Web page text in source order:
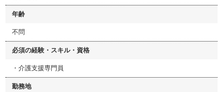
年齢
不問
必須の経験・スキル・資格
・介護支援専門員
勤務地